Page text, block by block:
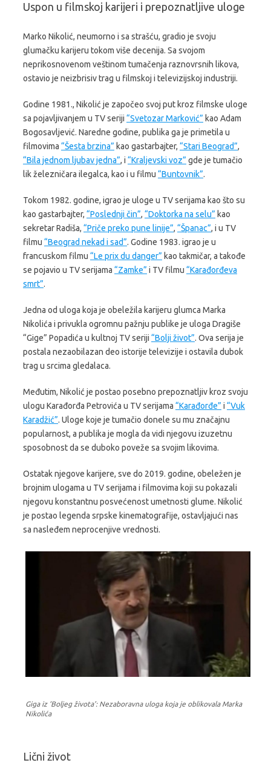
Uspon u filmskoj karijeri i prepoznatljive uloge
Marko Nikolić, neumorno i sa strašću, gradio je svoju
glumačku karijeru tokom više decenija. Sa svojom
neprikosnovenom veštinom tumačenja raznovrsnih likova,
ostavio je neizbrisiv trag u filmskoj i televizijskoj industriji.
Godine 1981., Nikolić je započeo svoj put kroz filmske uloge
sa pojavljivanjem u TV seriji “Svetozar Marković” kao Adam
Bogosavljević. Naredne godine, publika ga je primetila u
filmovima “Šesta brzina” kao gastarbajter, “Stari Beograd”,
“Bila jednom ljubav jedna”, i “Kraljevski voz” gde je tumačio
lik železničara ilegalca, kao i u filmu “Buntovnik”.
Tokom 1982. godine, igrao je uloge u TV serijama kao što su
kao gastarbajter, “Poslednji čin”, “Doktorka na selu” kao
sekretar Radiša, “Priče preko pune linije”, “Španac”, i u TV
filmu “Beograd nekad i sad”. Godine 1983. igrao je u
francuskom filmu “Le prix du danger” kao takmičar, a takođe
se pojavio u TV serijama “Zamke” i TV filmu “Karađorđeva
smrt”.
Jedna od uloga koja je obeležila karijeru glumca Marka
Nikolića i privukla ogromnu pažnju publike je uloga Dragiše
“Gige” Popadića u kultnoj TV seriji “Bolji život”. Ova serija je
postala nezaobilazan deo istorije televizije i ostavila dubok
trag u srcima gledalaca.
Međutim, Nikolić je postao posebno prepoznatljiv kroz svoju
ulogu Karađorđa Petrovića u TV serijama “Karađorđe” i “Vuk
Karadžić”. Uloge koje je tumačio donele su mu značajnu
popularnost, a publika je mogla da vidi njegovu izuzetnu
sposobnost da se duboko poveže sa svojim likovima.
Ostatak njegove karijere, sve do 2019. godine, obeležen je
brojnim ulogama u TV serijama i filmovima koji su pokazali
njegovu konstantnu posvećenost umetnosti glume. Nikolić
je postao legenda srpske kinematografije, ostavljajući nas
sa nasleđem neprocenjive vrednosti.
Giga iz ‘Boljeg života’: Nezaboravna uloga koja je oblikovala Marka
Nikolića
Lični život